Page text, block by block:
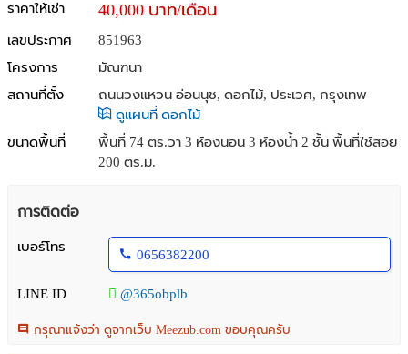
ราคาให้เช่า 40,000 บาท/เดือน
เลขประกาศ
851963
โครงการ
มัณฑนา
สถานที่ตั้ง
ถนนวงแหวน อ่อนนุช, ดอกไม้, ประเวศ, กรุงเทพ
ดูแผนที่ ดอกไม้
ขนาดพื้นที่
พื้นที่ 74 ตร.วา 3 ห้องนอน 3 ห้องน้ำ 2 ชั้น พื้นที่ใช้สอย
200 ตร.ม.
การติดต่อ
เบอร์โทร
0656382200
LINE ID @365obplb
กรุณาแจ้งว่า ดูจากเว็บ Meezub.com ขอบคุณครับ